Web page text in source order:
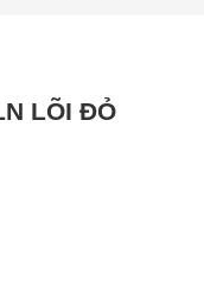
LÕI ĐỎ